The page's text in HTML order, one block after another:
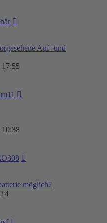
Auf- und
17:55
10:38
möglich?